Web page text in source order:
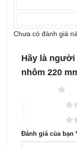
sao
Chưa có đánh giá
Hãy là người
nhôm 220
Đánh giá của bạn